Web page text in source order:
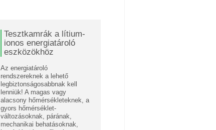
Tesztkamrák a lítium-
ionos energiatároló
eszközökhöz
Az energiatároló
rendszereknek a lehető
legbiztonságosabbnak kell
lenniük! A magas vagy
alacsony hőmérsékleteknek, a
gyors hőmérséklet-
változásoknak, párának,
mechanikai behatásoknak,